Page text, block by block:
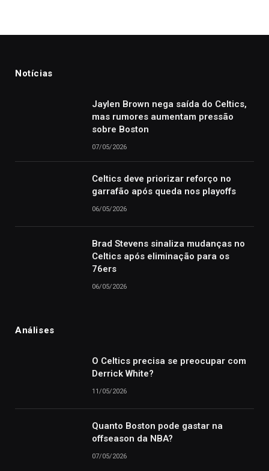
Notícias
Jaylen Brown nega saída do Celtics,
mas rumores aumentam pressão
sobre Boston
07/05/2026
Celtics deve priorizar reforço no
garrafão após queda nos playoffs
06/05/2026
Brad Stevens sinaliza mudanças no
Celtics após eliminação para os
76ers
06/05/2026
Análises
O Celtics precisa se preocupar com
Derrick White?
11/05/2026
Quanto Boston pode gastar na
offseason da NBA?
07/05/2026